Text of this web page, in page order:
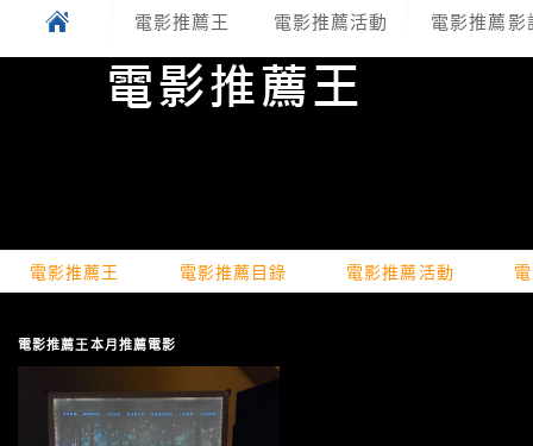
電影推薦王 電影推薦活動 電影推薦影
電影推薦王 電影推薦目錄 電影推薦活動
電影推薦王本月推薦電影